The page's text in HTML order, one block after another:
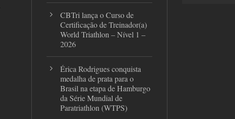
CBTri lança o Curso de
Certificação de Treinador(a)
World Triathlon – Nível 1 –
2026
Érica Rodrigues conquista
medalha de prata para o
Brasil na etapa de Hamburgo
da Série Mundial de
Paratriathlon (WTPS)